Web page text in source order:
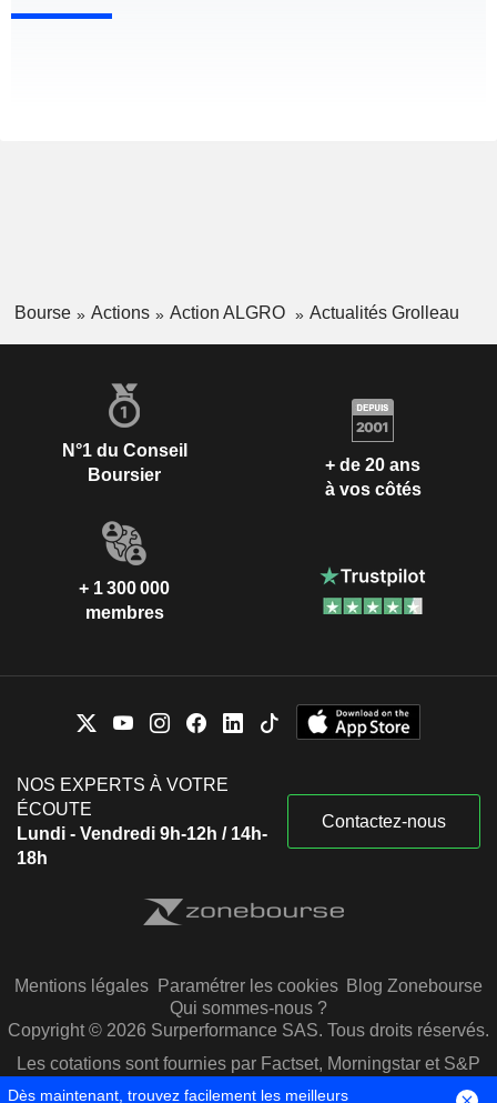
Bourse Actions Action ALGRO Actualités Grolleau
N°1 du Conseil
Boursier
+ de 20 ans
à vos côtés
+ 1 300 000
membres
NOS EXPERTS À VOTRE
ÉCOUTE
Lundi - Vendredi 9h-12h / 14h-
18h
Contactez-nous
Mentions légales Paramétrer les cookies Blog Zonebourse
Qui sommes-nous ?
Copyright © 2026 Surperformance SAS. Tous droits réservés.
Les cotations sont fournies par Factset, Morningstar et S&P
Capital IQ
Dès maintenant, trouvez facilement les meilleurs